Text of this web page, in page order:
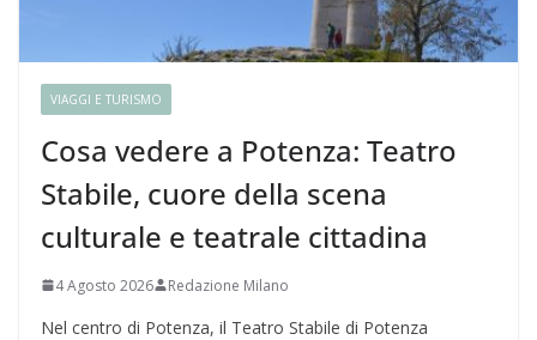
VIAGGI E TURISMO
Cosa vedere a Potenza: Teatro
Stabile, cuore della scena
culturale e teatrale cittadina
4 Agosto 2026 Redazione Milano
Nel centro di Potenza, il Teatro Stabile di Potenza